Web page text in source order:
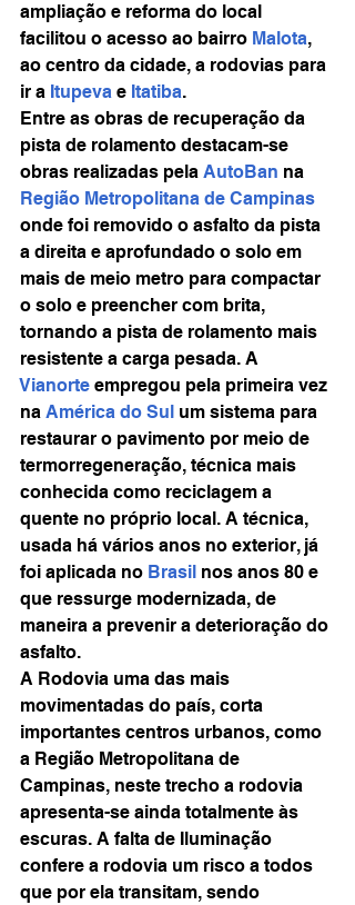
ampliação e reforma do local
facilitou o acesso ao bairro Malota,
ao centro da cidade, a rodovias para
ir a Itupeva e Itatiba.
Entre as obras de recuperação da
pista de rolamento destacam-se
obras realizadas pela AutoBan na
Região Metropolitana de Campinas
onde foi removido o asfalto da pista
a direita e aprofundado o solo em
mais de meio metro para compactar
o solo e preencher com brita,
tornando a pista de rolamento mais
resistente a carga pesada. A
Vianorte empregou pela primeira vez
na América do Sul um sistema para
restaurar o pavimento por meio de
termorregeneração, técnica mais
conhecida como reciclagem a
quente no próprio local. A técnica,
usada há vários anos no exterior, já
foi aplicada no Brasil nos anos 80 e
que ressurge modernizada, de
maneira a prevenir a deterioração do
asfalto.
A Rodovia uma das mais
movimentadas do país, corta
importantes centros urbanos, como
a Região Metropolitana de
Campinas, neste trecho a rodovia
apresenta-se ainda totalmente às
escuras. A falta de Iluminação
confere a rodovia um risco a todos
que por ela transitam, sendo